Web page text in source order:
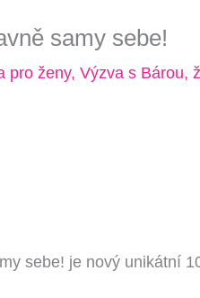
samy sebe!
ženy,Výzva s Bárou,
sebe! je nový unikátní